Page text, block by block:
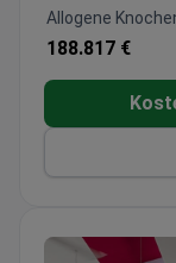
Allogene
verwandten
188.817 €